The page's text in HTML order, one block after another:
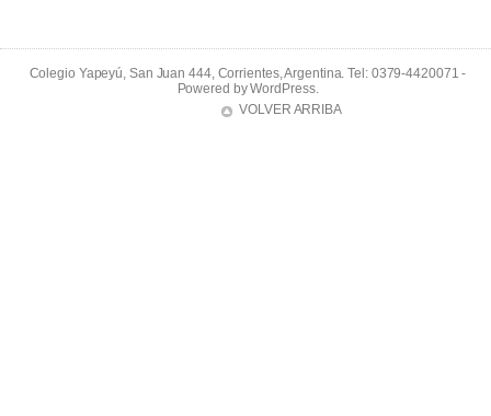
Colegio Yapeyú, San Juan 444, Corrientes, Argentina. Tel: 0379-4420071 -
Powered byWordPress.
VOLVER ARRIBA